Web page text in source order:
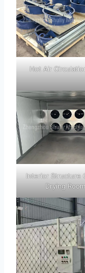
Hot Air
Interior Structure
Drying Room